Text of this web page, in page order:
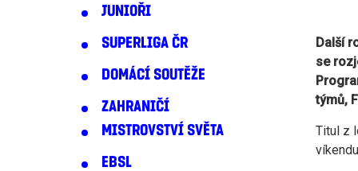
JUNIOŘI
SUPERLIGA ČR
DOMÁCÍ SOUTĚŽE
ZAHRANIČÍ
MISTROVSTVÍ SVĚTA
EBSL
Další
se
týmů,
Titul z